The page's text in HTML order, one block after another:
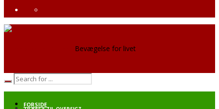
Bevægelse for livet
FORSIDE